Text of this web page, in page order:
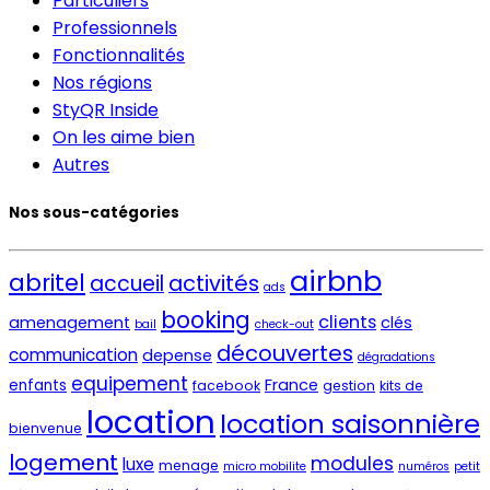
Professionnels
Fonctionnalités
Nos régions
StyQR Inside
On les aime bien
Autres
Nos sous-catégories
abritel accueil activités ads airbnb
amenagement bail booking check-out clients clés
communication depense découvertes dégradations
enfants equipement facebook France gestion kits de
bienvenue location location saisonnière
logement luxe menage micro mobilite modules numéros petit